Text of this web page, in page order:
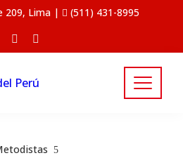
209, Lima | (511) 431-8995